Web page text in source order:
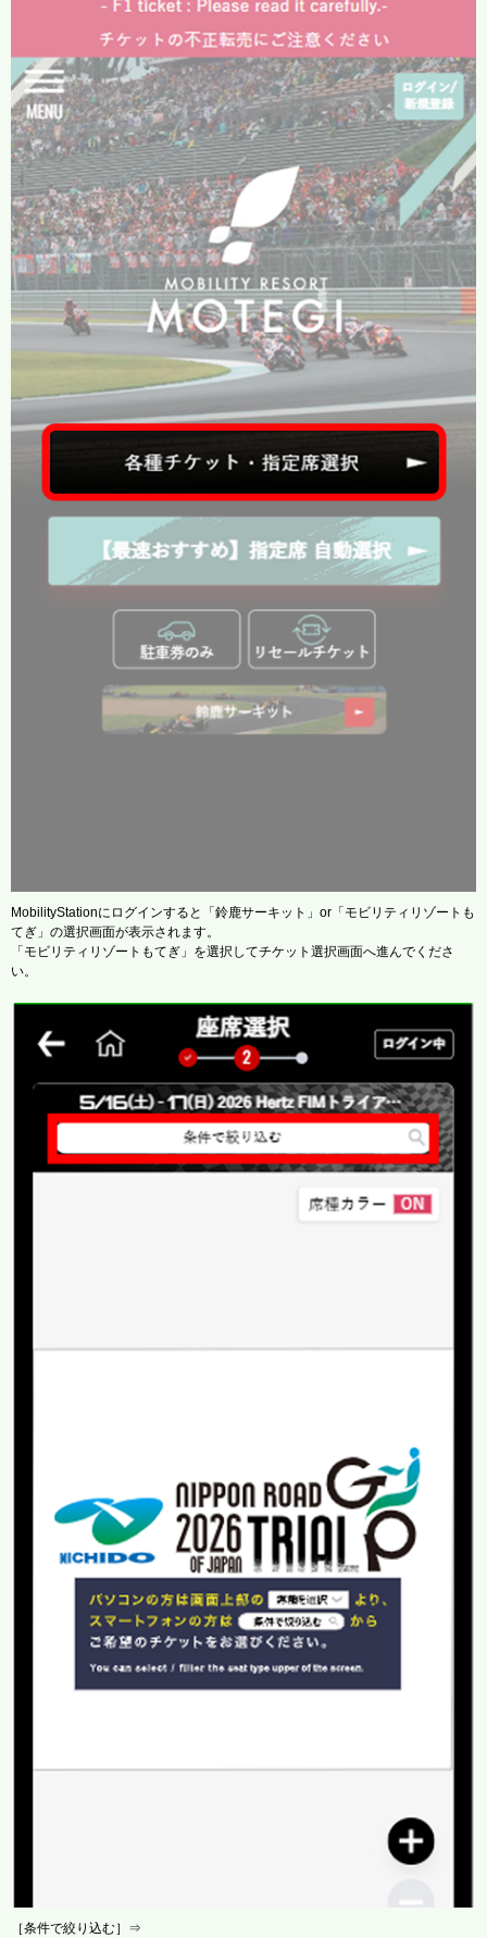
MobilityStationにログインすると「鈴鹿サーキット」or「モビリティリゾートも
てぎ」の選択画面が表示されます。
「モビリティリゾートもてぎ」を選択してチケット選択画面へ進んでくださ
い。​
［条件で絞り込む］⇒